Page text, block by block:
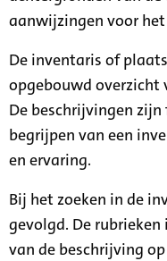
aanwijzingen voor
De inventaris of
opgebouwd overzicht
De beschrijvingen
begrijpen van een
en ervaring.
Bij het zoeken in de
gevolgd. De
van de beschrijving